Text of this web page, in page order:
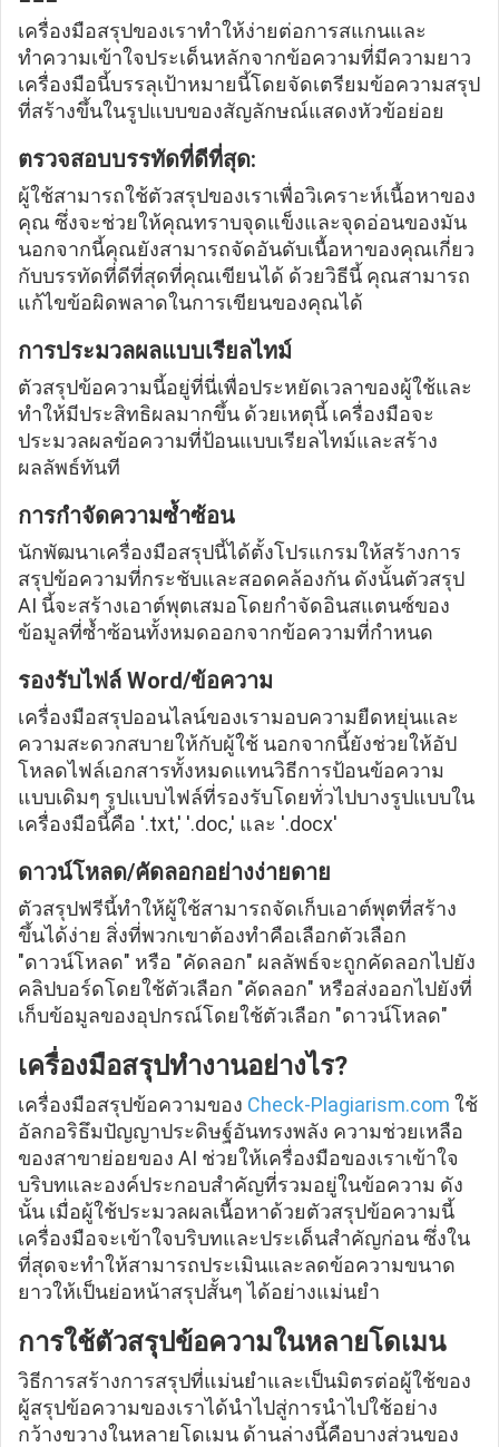
เครื่องมือสรุปของเราทำให้ง่ายต่อการสแกนและ
ทำความเข้าใจประเด็นหลักจากข้อความที่มีความยาว
เครื่องมือนี้บรรลุเป้าหมายนี้โดยจัดเตรียมข้อความสรุป
ที่สร้างขึ้นในรูปแบบของสัญลักษณ์แสดงหัวข้อย่อย
ตรวจสอบบรรทัดที่ดีที่สุด:
ผู้ใช้สามารถใช้ตัวสรุปของเราเพื่อวิเคราะห์เนื้อหาของ
คุณ ซึ่งจะช่วยให้คุณทราบจุดแข็งและจุดอ่อนของมัน
นอกจากนี้คุณยังสามารถจัดอันดับเนื้อหาของคุณเกี่ยว
กับบรรทัดที่ดีที่สุดที่คุณเขียนได้ ด้วยวิธีนี้ คุณสามารถ
แก้ไขข้อผิดพลาดในการเขียนของคุณได้
การประมวลผลแบบเรียลไทม์
ตัวสรุปข้อความนี้อยู่ที่นี่เพื่อประหยัดเวลาของผู้ใช้และ
ทำให้มีประสิทธิผลมากขึ้น ด้วยเหตุนี้ เครื่องมือจะ
ประมวลผลข้อความที่ป้อนแบบเรียลไทม์และสร้าง
ผลลัพธ์ทันที
การกำจัดความซ้ำซ้อน
นักพัฒนาเครื่องมือสรุปนี้ได้ตั้งโปรแกรมให้สร้างการ
สรุปข้อความที่กระชับและสอดคล้องกัน ดังนั้นตัวสรุป
AI นี้จะสร้างเอาต์พุตเสมอโดยกำจัดอินสแตนซ์ของ
ข้อมูลที่ซ้ำซ้อนทั้งหมดออกจากข้อความที่กำหนด
รองรับไฟล์ Word/ข้อความ
เครื่องมือสรุปออนไลน์ของเรามอบความยืดหยุ่นและ
ความสะดวกสบายให้กับผู้ใช้ นอกจากนี้ยังช่วยให้อัป
โหลดไฟล์เอกสารทั้งหมดแทนวิธีการป้อนข้อความ
แบบเดิมๆ รูปแบบไฟล์ที่รองรับโดยทั่วไปบางรูปแบบใน
เครื่องมือนี้คือ '.txt,' '.doc,' และ '.docx'
ดาวน์โหลด/คัดลอกอย่างง่ายดาย
ตัวสรุปฟรีนี้ทำให้ผู้ใช้สามารถจัดเก็บเอาต์พุตที่สร้าง
ขึ้นได้ง่าย สิ่งที่พวกเขาต้องทำคือเลือกตัวเลือก
"ดาวน์โหลด" หรือ "คัดลอก" ผลลัพธ์จะถูกคัดลอกไปยัง
คลิปบอร์ดโดยใช้ตัวเลือก "คัดลอก" หรือส่งออกไปยังที่
เก็บข้อมูลของอุปกรณ์โดยใช้ตัวเลือก "ดาวน์โหลด"
เครื่องมือสรุปทำงานอย่างไร?
เครื่องมือสรุปข้อความของ Check-Plagiarism.com ใช้
อัลกอริธึมปัญญาประดิษฐ์อันทรงพลัง ความช่วยเหลือ
ของสาขาย่อยของ AI ช่วยให้เครื่องมือของเราเข้าใจ
บริบทและองค์ประกอบสำคัญที่รวมอยู่ในข้อความ ดัง
นั้น เมื่อผู้ใช้ประมวลผลเนื้อหาด้วยตัวสรุปข้อความนี้
เครื่องมือจะเข้าใจบริบทและประเด็นสำคัญก่อน ซึ่งใน
ที่สุดจะทำให้สามารถประเมินและลดข้อความขนาด
ยาวให้เป็นย่อหน้าสรุปสั้นๆ ได้อย่างแม่นยำ
การใช้ตัวสรุปข้อความในหลายโดเมน
วิธีการสร้างการสรุปที่แม่นยำและเป็นมิตรต่อผู้ใช้ของ
ผู้สรุปข้อความของเราได้นำไปสู่การนำไปใช้อย่าง
กว้างขวางในหลายโดเมน ด้านล่างนี้คือบางส่วนของ